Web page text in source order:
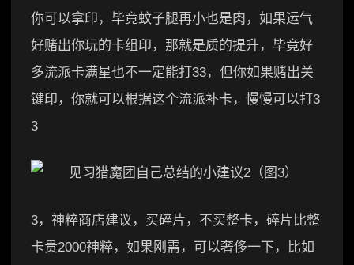
你可以拿印，毕竟蚊子腿再小也是肉，如果运气
好赌出你玩的卡组印，那就是质的提升，毕竟好
多流派卡满星也不一定能打33，但你如果赌出关
键印，你就可以根据这个流派补卡，慢慢可以打3
3
3，神粹商店建议，买碎片，不买整卡，碎片比整
卡贵2000神粹，如果刚需，可以奢侈一下，比如